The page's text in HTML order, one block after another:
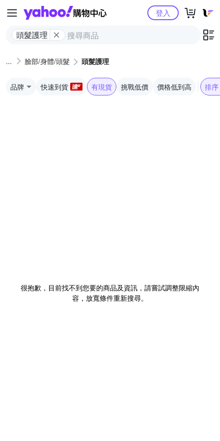
Yahoo購物中心
頭髮護理
登入
臉部/身體/頭髮 頭髮護理
品牌 快速到貨 有現貨 挑戰低價 價格低到高 排序
很抱歉，目前找不到您要的商品及資訊，請嘗試調整限縮內
容，放寬條件重新搜尋。